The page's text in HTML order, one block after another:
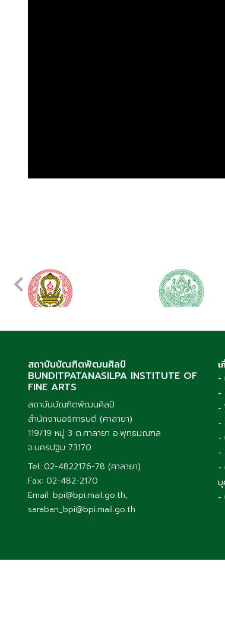
สถาบันบัณฑิตพัฒนศิลป์
BUNDITPATANASILPA INSTITUTE OF
FINE ARTS
สถาบันบัณฑิตพัฒนศิลป์
สำนักงานอธิการบดี (ศาลายา)
119/19 หมู่ 3 ต.ศาลายา อ.พุทธมณฑล
จ.นครปฐม 73170
Tel: 02-4822176-78 (ศาลายา)
Fax: 02-482-2170
Email: bpi@bpi.mail.go.th,
saraban_bpi@bpi.mail.go.th
-
-
-
-
-
-
-
-